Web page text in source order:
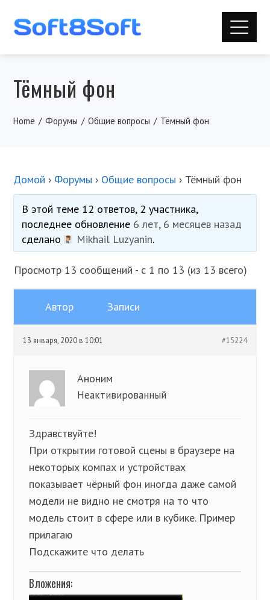
Тёмный фон
Home Форумы Общие вопросы Тёмный фон
Домой › Форумы › Общие вопросы › Тёмный фон
В этой теме 12 ответов, 2 участника,
последнее обновление 6 лет, 6 месяцев назад
сделано
Mikhail Luzyanin.
Просмотр 13 сообщений - с 1 по 13 (из 13 всего)
Автор Записи
13 января, 2020 в 10:01 #15224
Аноним
Неактивированный
Здравствуйте!
При открытии готовой сцены в браузере на
некоторых компах и устройствах
показывает чёрный фон иногда даже самой
модели не видно не смотря на то что
модель стоит в сфере или в кубике. Пример
прилагаю
Подскажите что делать
Вложения: